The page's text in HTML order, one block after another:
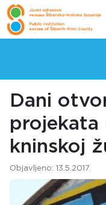
Dani
projekata
kninskoj
Objavljeno: 13.5.2017.